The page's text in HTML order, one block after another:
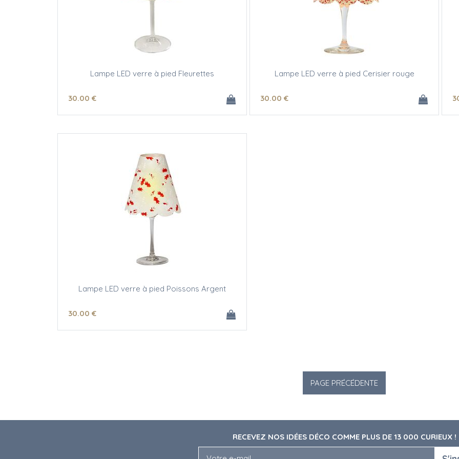
Lampe LED verre à pied Fleurettes
30.00 €
Lampe LED verre à pied Cerisier rouge
30.00 €
Lampe LED verre à pied Poissons Argent
30.00 €
RECEVEZ NOS IDÉES DÉCO COMME PLUS DE 13 000 CURIEUX !